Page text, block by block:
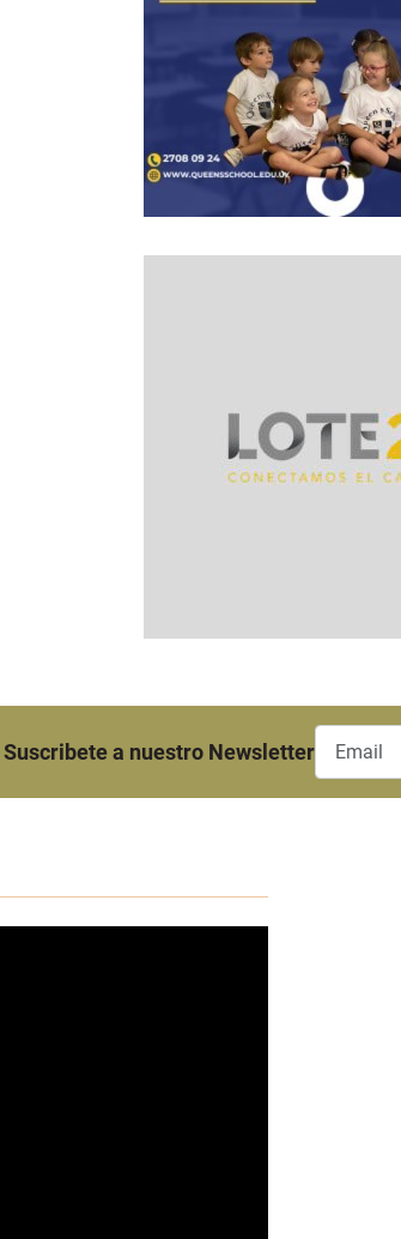
Suscribete a nuestro Newsletter